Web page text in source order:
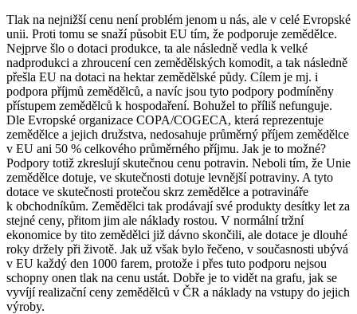
Tlak na nejnižší cenu není problém jenom u nás, ale v celé Evropské
unii. Proti tomu se snaží působit EU tím, že podporuje zemědělce.
Nejprve šlo o dotaci produkce, ta ale následně vedla k velké
nadprodukci a zhroucení cen zemědělských komodit, a tak následně
přešla EU na dotaci na hektar zemědělské půdy. Cílem je mj. i
podpora příjmů zemědělců, a navíc jsou tyto podpory podmíněny
přístupem zemědělců k hospodaření. Bohužel to příliš nefunguje.
Dle Evropské organizace COPA/COGECA, která reprezentuje
zemědělce a jejich družstva, nedosahuje průměrný příjem zemědělce
v EU ani 50 % celkového průměrného příjmu. Jak je to možné?
Podpory totiž zkreslují skutečnou cenu potravin. Neboli tím, že Unie
zemědělce dotuje, ve skutečnosti dotuje levnější potraviny. A tyto
dotace ve skutečnosti protečou skrz zemědělce a potravináře
k obchodníkům. Zemědělci tak prodávají své produkty desítky let za
stejné ceny, přitom jim ale náklady rostou. V normální tržní
ekonomice by tito zemědělci již dávno skončili, ale dotace je dlouhé
roky držely při životě. Jak už však bylo řečeno, v současnosti ubývá
v EU každý den 1000 farem, protože i přes tuto podporu nejsou
schopny onen tlak na cenu ustát. Dobře je to vidět na grafu, jak se
vyvíjí realizační ceny zemědělců v ČR a náklady na vstupy do jejich
výroby.